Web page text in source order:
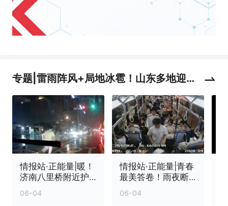
专题|雷雨阵风+局地冰雹！山东多地迎强
对流天气
情报站·正能量|暖！
济南八里桥附近护
栏倾倒，他冒雨清
障除隐患
06-04
情报站·正能量|青春
最美答卷！雨夜断
枝拦路，高三学子
冒雨清障
06-04